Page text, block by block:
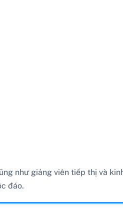
như giảng viên tiếp thị và
đáo.